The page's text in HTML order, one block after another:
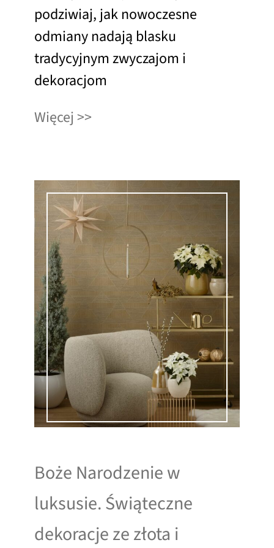
podziwiaj, jak nowoczesne
odmiany nadają blasku
tradycyjnym zwyczajom i
dekoracjom
Więcej
Boże Narodzenie w
luksusie. Świąteczne
dekoracje ze złota i